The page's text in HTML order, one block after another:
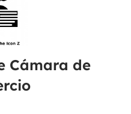
Cámara de